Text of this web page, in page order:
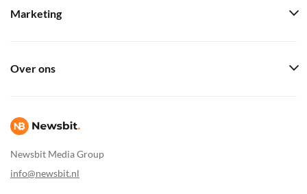
Newsbit Media Group
info@newsbit.nl
Marketing
Over ons